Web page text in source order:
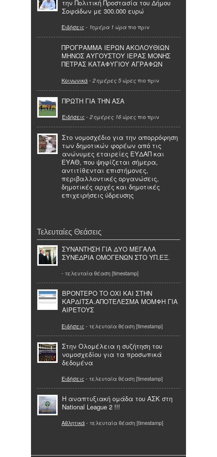
την Πολιτική Προστασία του Δήμου
Σοφάδων με 300.000 ευρώ
Ειδήσεις - 1ημέρα 1 ώρα πιο πριν
ΠΡΟΓΡΑΜΜΑ ΙΕΡΩΝ ΑΚΟΛΟΥΘΙΩΝ
ΜΗΝΟΣ ΑΥΓΟΥΣΤΟΥ ΙΕΡΑΣ ΜΟΝΗΣ
ΠΕΤΡΑΣ ΚΑΤΑΦΥΓΙΟΥ ΑΓΡΑΦΩΝ
Κοινωνικά- 2 ημέρες 5 ώρες πιο πριν
ΠΡΩΤΗ ΓΙΑ ΤΗΝ ΑΣΑ
Ειδήσεις - 2 ημέρες 16 ώρες πιο πριν
Στο νομοσχέδιο για την απορρόφηση
των δημοτικών φορέων από τις
ανώνυμες εταιρείες ΕΥΔΑΠ και
ΕΥΑΘ, που ψηφίζεται σήμερα,
αντιτίθενται επιστήμονες,
περιβαλλοντικές οργανώσεις,
δημοτικές αρχές και δημοτικές
επιχειρήσεις ύδρευσης
Τελευταίες Θεάσεις
ΣΥΝΑΝΤΗΣΗ ΓΙΑ ΔΥΟ ΜΕΓΑΛΑ
ΣΥΝΕΔΡΙΑ ΟΜΟΓΕΝΩΝ ΣΤΟ ΥΠ.ΕΞ.
- τελευταία θέαση [timestamp]
ΒΡΟΝΤΕΡΟ ΤΟ ΟΧΙ ΚΑΙ ΣΤΗΝ
ΚΑΡΔΙΤΣΑ.ΑΠΟΤΕΛΕΣΜΑ ΜΟΜΦΗ ΓΙΑ
ΑΙΡΕΤΟΥΣ
Ειδήσεις - τελευταία θέαση [timestamp]
Στην Ολομέλεια η συζήτηση του
νομοσχεδίου για τα προσωπικά
δεδομένα
Ειδήσεις - τελευταία θέαση [timestamp]
Η αναπτυξιακή ομάδα του ΑΣΚ στη
National League 2 !!!
Αθλητικά- τελευταία θέαση [timestamp]